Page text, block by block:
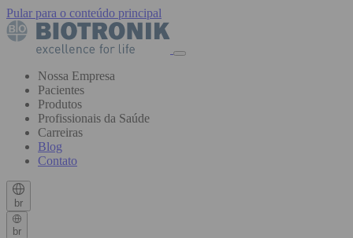
Pular para o conteúdo principal
Nossa Empresa
Pacientes
Produtos
Profissionais da Saúde
Carreiras
Blog
Contato
br
br